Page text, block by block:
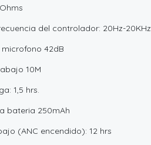
del controlador: 20Hz-20KHz
42dB
10M
1,5 hrs.
bateria 250mAh
(ANC encendido): 12 hrs